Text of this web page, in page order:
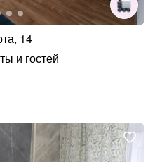
14
и гостей